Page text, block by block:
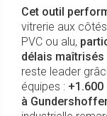
Cet outil
vitrerie aux
PVC ou alu,
délais
reste leader
équipes :
à